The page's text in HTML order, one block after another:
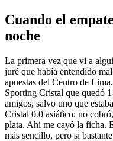
Cuando el
noche
La primera vez que vi a
juré que había entendido
apuestas del Centro de
Sporting Cristal que quedó
amigos, salvo uno que
Cristal 0.0 asiático: no
plata. Ahí me cayó la ficha.
más sencillo, pero sí